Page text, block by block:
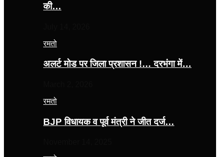
की…
रमतो
अलर्ट मोड पर जिला प्रशासन !… दरभंगा में…
रमतो
BJP विधायक व पूर्व मंत्री ने जीत दर्ज…